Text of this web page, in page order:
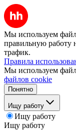
Мы используем
правильную работу
трафик.
Правила
Мы используем
файлов cookie
Понятно
Ищу работу
Ищу работу
Ищу работу